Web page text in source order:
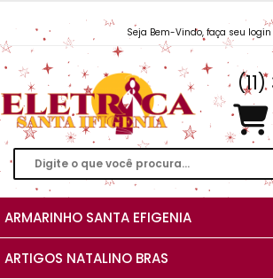
Seja Bem-Vindo, faça seu login
ARMARINHO SANTA EFIGENIA
ARTIGOS NATALINO BRAS